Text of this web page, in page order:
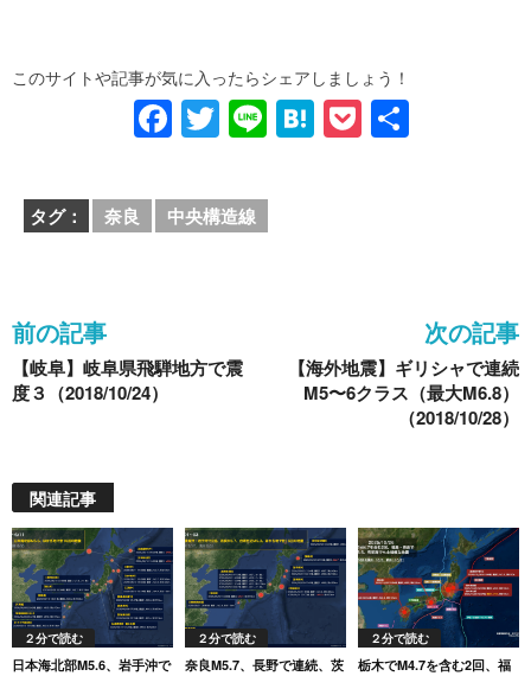
このサイトや記事が気に入ったらシェアしましょう！
F
a
c
e
o
k
T
wi
tt
er
Li
n
e
H
at
P
o
タグ： 奈良 中央構造線
前の記事
【岐阜】岐阜県飛騨地方で震
度３（2018/10/24）
次の記事
【海外地震】ギリシャで連続
M5〜6クラス（最大M6.8）
（2018/10/28）
関連記事
２分で読む
日本海北部M5.6、岩手沖で
２分で読む
奈良M5.7、長野で連続、茨
２分で読む
栃木でM4.7を含む2回、福